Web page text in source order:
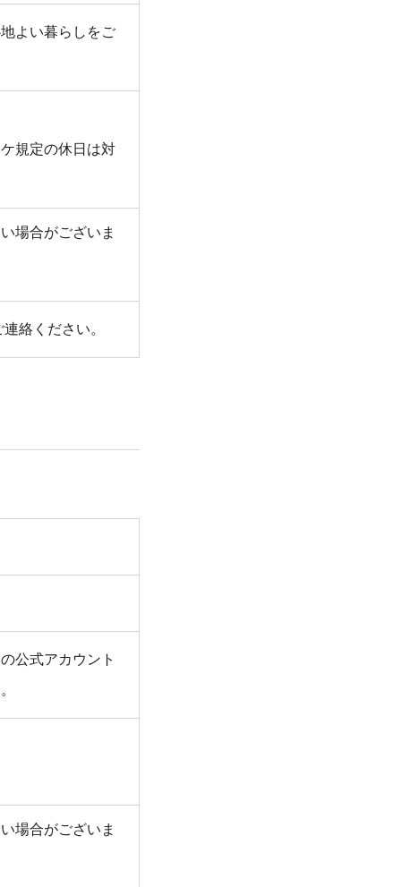
よい暮らしをご
規定の休日は対
場合がございま
連絡ください。
公式アカウント
場合がございま